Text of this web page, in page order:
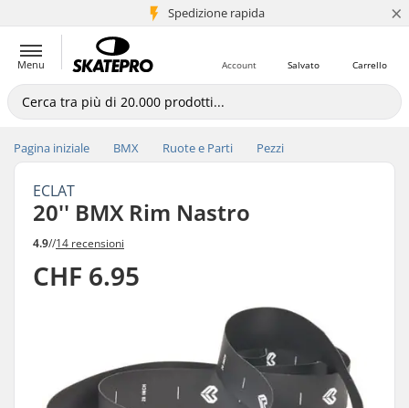
Spedizione rapida
+5 mln di clienti ×
Menu Carrello
Salvato
Account
Pagina iniziale BMX Ruote e Parti Pezzi
ECLAT
20'' BMX Rim Nastro
4.9//14 recensioni
CHF 6.95